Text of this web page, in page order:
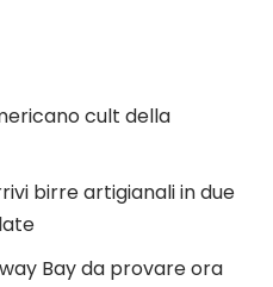
cult della
birre artigianali in due
Bay da provare ora